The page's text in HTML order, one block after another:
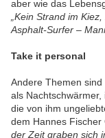
aber wie das
„Kein Strand im
Asphalt-Surfer –
Take it personal
Andere Themen
als Nachtschwärmer,
die von ihm
dem Hannes Fischer
der Zeit graben sich